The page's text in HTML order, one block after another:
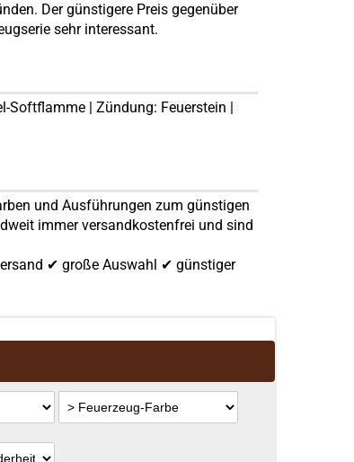
Der günstigere Preis gegenüber
sehr interessant.
Softflamme | Zündung: Feuerstein |
und Ausführungen zum günstigen
immer versandkostenfrei und sind
✔ große Auswahl ✔ günstiger